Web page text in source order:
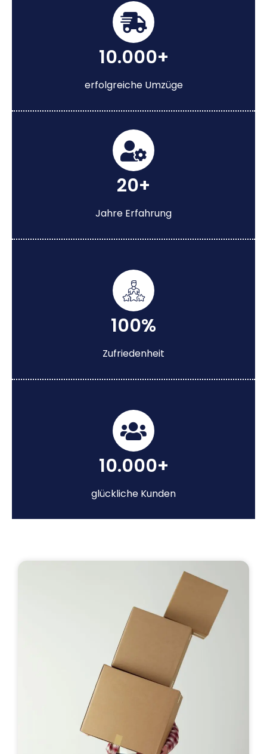
10.000+
erfolgreiche Umzüge
20+
Jahre Erfahrung
100%
Zufriedenheit
10.000+
glückliche Kunden